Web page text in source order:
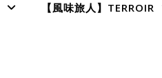
【風味旅人】TERROIR